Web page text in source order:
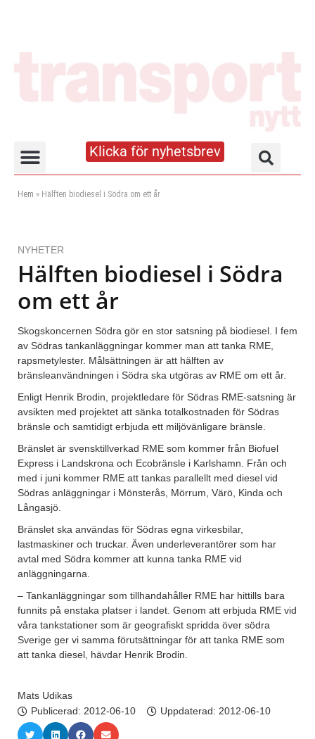
Klicka för nyhetsbrev
Hem » Hälften biodiesel i Södra om ett år
NYHETER
Hälften biodiesel i Södra
om ett år
Skogskoncernen Södra gör en stor satsning på biodiesel. I fem
av Södras tankanläggningar kommer man att tanka RME,
rapsmetylester. Målsättningen är att hälften av
bränsleanvändningen i Södra ska utgöras av RME om ett år.
Enligt Henrik Brodin, projektledare för Södras RME-satsning är
avsikten med projektet att sänka totalkostnaden för Södras
bränsle och samtidigt erbjuda ett miljövänligare bränsle.
Bränslet är svensktillverkad RME som kommer från Biofuel
Express i Landskrona och Ecobränsle i Karlshamn. Från och
med i juni kommer RME att tankas parallellt med diesel vid
Södras anläggningar i Mönsterås, Mörrum, Värö, Kinda och
Långasjö.
Bränslet ska användas för Södras egna virkesbilar,
lastmaskiner och truckar. Även underleverantörer som har
avtal med Södra kommer att kunna tanka RME vid
anläggningarna.
– Tankanläggningar som tillhandahåller RME har hittills bara
funnits på enstaka platser i landet. Genom att erbjuda RME vid
våra tankstationer som är geografiskt spridda över södra
Sverige ger vi samma förutsättningar för att tanka RME som
att tanka diesel, hävdar Henrik Brodin.
Mats Udikas
Publicerad: 2012-06-10 Uppdaterad: 2012-06-10